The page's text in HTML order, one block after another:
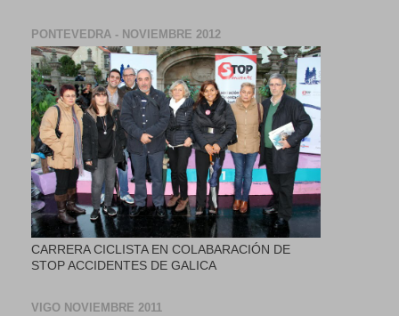
PONTEVEDRA - NOVIEMBRE 2012
CARRERA CICLISTA EN COLABARACIÓN DE
STOP ACCIDENTES DE GALICA
VIGO NOVIEMBRE 2011